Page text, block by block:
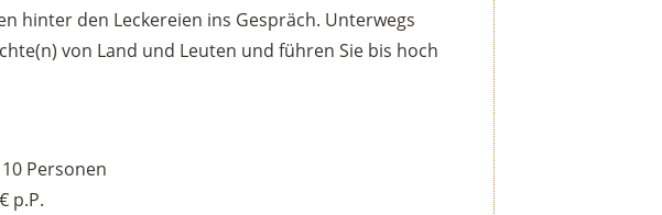
hinter den Leckereien ins Gespräch. Unterwegs
von Land und Leuten und führen Sie bis hoch
10 Personen
p.P.